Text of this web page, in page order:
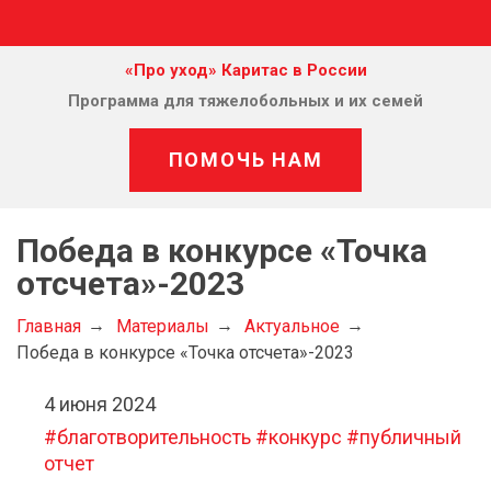
«Про уход» Каритас в России
Программа для тяжелобольных и их семей
ПОМОЧЬ НАМ
Победа в конкурсе «Точка
отсчета»-2023
Главная Материалы
Актуальное
Победа в конкурсе «Точка отсчета»-2023
4 июня 2024
#благотворительность #конкурс #публичный
отчет